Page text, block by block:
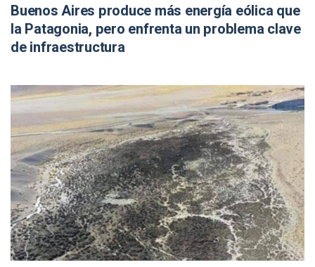
Buenos Aires produce más energía eólica que
la Patagonia, pero enfrenta un problema clave
de infraestructura